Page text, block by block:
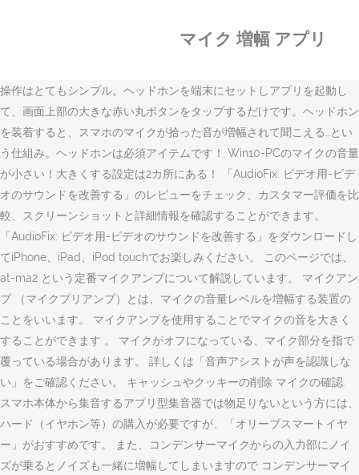
マイク 増幅 アプリ
操作はとてもシンプル。ヘッドホンを端末にセットしアプリを起動し
て、画面上部の大きな赤い丸ボタンをタップするだけです。ヘッドホン
を装着すると、スマホのマイクが拾った音が増幅されて聞こえる…とい
う仕組み。ヘッドホンは必須アイテムです！ Win10-PCのマイクの音量
が小さい！大きくする設定は2カ所にある！ ‎「AudioFix: ビデオ用-ビデ
オのサウンドを改善する」のレビューをチェック、カスタマー評価を比
較、スクリーンショットと詳細情報を確認することができます。
「AudioFix: ビデオ用-ビデオのサウンドを改善する」をダウンロードし
てiPhone、iPad、iPod touchでお楽しみください。 このページでは、
at-ma2 という定番マイクアンプについて解説しています。 マイクアン
プ （マイクプリアンプ）とは、マイクの音量レベルを増幅する装置の
ことをいいます。 マイクアンプを使用することでマイクの音を大きく
することができます 。 マイクがオフになっている、マイク部分を指で
覆っている場合があります。 詳しくは「音声アシストが声を認識しな
い」をご確認ください。 キャッシュやクッキーの削除 マイクの確認.
スマホ本体から集音するアプリ型集音器では物足りないという方には、
ハード（イヤホン等）の購入が必要ですが、「オリーブスマートイヤ
ー」がおすすめです。 また、コンデンサーマイクからの入力部にノイ
ズが乗るとノイズも一緒に増幅してしまいますので コンデンサーマイ